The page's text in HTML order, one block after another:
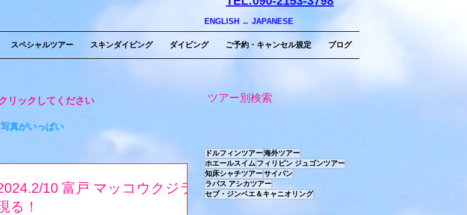
ENGLISH ↔︎ JAPANESE
スペシャルツアー スキンダイビング ダイビング ご予約・キャンセル規定 ブログ
リックしてください
真がいっぱい
10 富戸 マッコウクジラ
る！
ツアー別検索
ドルフィンツアー海外ツアー
ホエールスイム フィリピン ジュゴンツアー
知床シャチツアーサイパン
ラパス アシカツアー
セブ・ジンベエ＆キャニオリング